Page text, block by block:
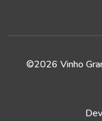
©2026 Vinho